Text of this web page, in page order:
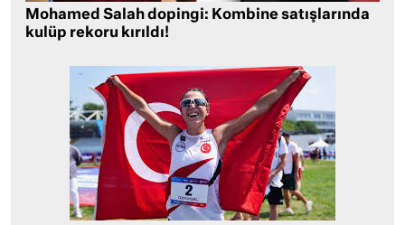
Mohamed Salah dopingi: Kombine satışlarında
kulüp rekoru kırıldı!